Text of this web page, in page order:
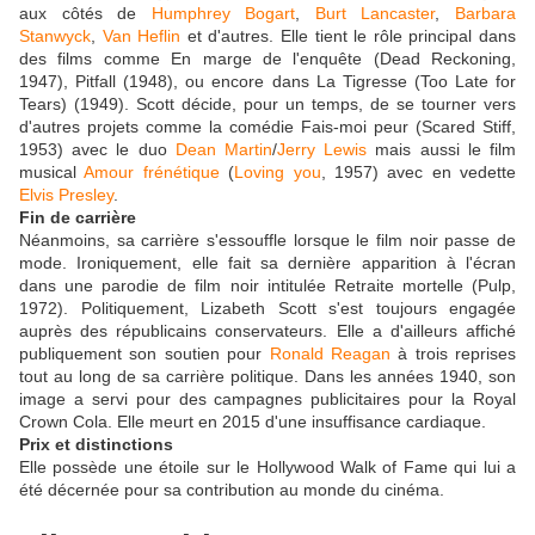
aux côtés de Humphrey Bogart Burt Lancaster, Barbara
Stanwyck
Van Heflin et d'autres. Elle tient le rôle principal dans
des films comme En marge de l'enquête (Dead Reckoning,
1947), Pitfall (1948), ou encore dans La Tigresse (Too Late for
Tears) (1949). Scott décide, pour un temps, de se tourner vers
d'autres projets comme la comédie Fais-moi peur (Scared Stiff,
1953) avec le duo Dean Martin/Jerry Lewis mais aussi le film
musicalAmour frénétique(Loving you , 1957) avec en vedette
Elvis Presley.
Fin de carrière
Néanmoins, sa carrière s'essouffle lorsque le film noir passe de
mode. Ironiquement, elle fait sa dernière apparition à l'écran
dans une parodie de film noir intitulée Retraite mortelle (Pulp,
1972). Politiquement, Lizabeth Scott s'est toujours engagée
auprès des républicains conservateurs. Elle a d'ailleurs affiché
publiquement son soutien pour Ronald Reagan à trois reprises
tout au long de sa carrière politique. Dans les années 1940, son
image a servi pour des campagnes publicitaires pour la Royal
Crown Cola. Elle meurt en 2015 d'une insuffisance cardiaque.
Prix et distinctions
Elle possède une étoile sur le Hollywood Walk of Fame qui lui a
été décernée pour sa contribution au monde du cinéma.